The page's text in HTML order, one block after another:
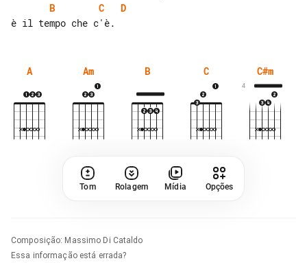
B
C
D
A Am B C C#m
4
Tom Rolagem Mídia Opções
Composição: Massimo Di Cataldo
Essa informação está errada?